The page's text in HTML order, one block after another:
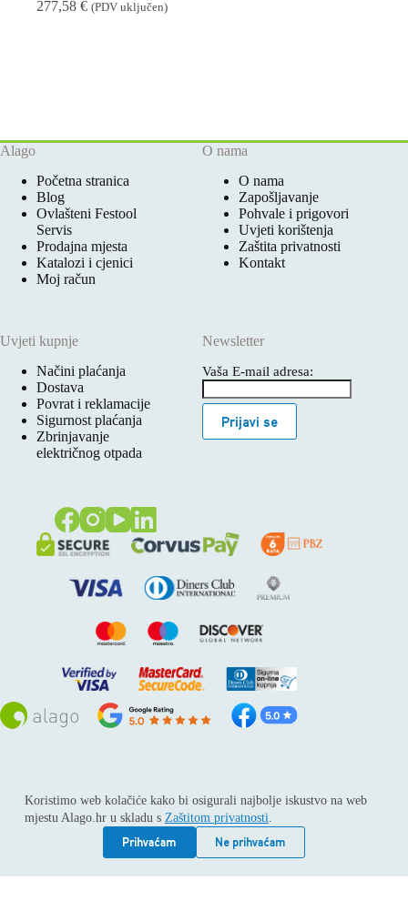
Koristimo web kolačiće kako bi osigurali najbolje iskustvo na web
mjestu Alago.hr u skladu s Zaštitom privatnosti.
Prihvaćam
Ne prihvaćam
277,58 € (PDV uključen)
Alago
Početna stranica
Blog
Ovlašteni Festool
Servis
Prodajna mjesta
Katalozi i cjenici
Moj račun
O nama
O nama
Zapošljavanje
Pohvale i prigovori
Uvjeti korištenja
Zaštita privatnosti
Kontakt
Uvjeti kupnje
Načini plaćanja
Dostava
Povrat i reklamacije
Sigurnost plaćanja
Zbrinjavanje
električnog otpada
Newsletter
Vaša E-mail adresa:
Prijavi se
Sva prava pridržana © 2026
Alago
ALAGO d.o.o. trgovina, usluge i zastupanje stranih tvrtki /
Adresa: Horvati 112, 10436 Rakov potok / Telefon: +385 1
6539 392 / E-mail: kontakt@alago.hr / Podaci o subjektu:
Subjekt je upisan kod Trgovačkog suda u Zagrebu pod
reg.uloškom broj 1-53420. / MBS: 080046630 / OIB: